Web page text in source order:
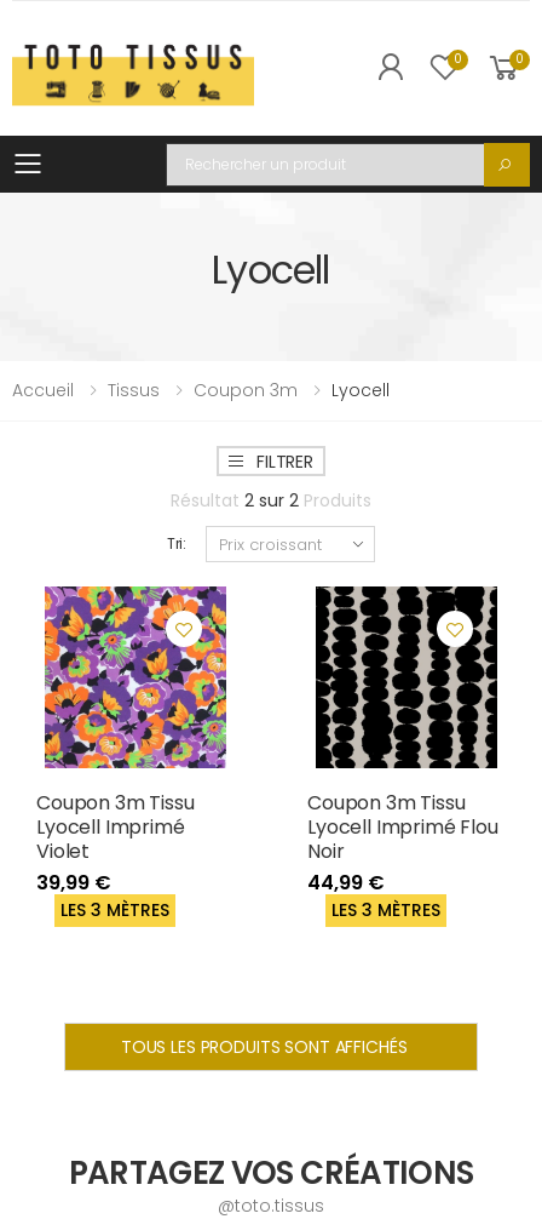
0 0
Toggle mobile menu
Recherche
Lyocell
Accueil Tissus Coupon 3m Lyocell
FILTRER
Résultat 2 sur 2 Produits
Tri:
Coupon 3m Tissu
Lyocell Imprimé
Violet
39,99 €
LES 3 MÈTRES
Coupon 3m Tissu
Lyocell Imprimé Flou
Noir
44,99 €
LES 3 MÈTRES
TOUS LES PRODUITS SONT AFFICHÉS
PARTAGEZ VOS CRÉATIONS
@toto.tissus